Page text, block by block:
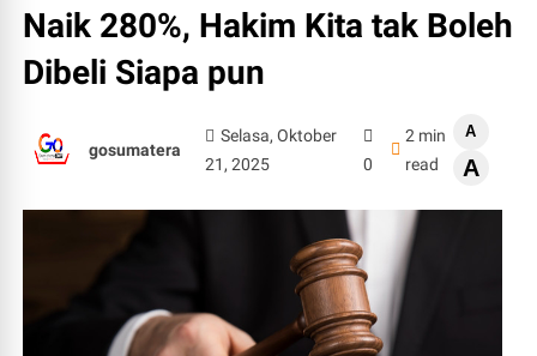
Naik 280%, Hakim Kita tak Boleh
Dibeli Siapa pun
gosumatera
Selasa, Oktober
21, 2025
0
2 min
read
A
A